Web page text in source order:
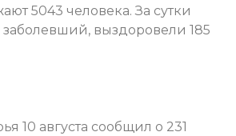
5043 человека. За сутки
выздоровели 185
10 августа сообщил о 231